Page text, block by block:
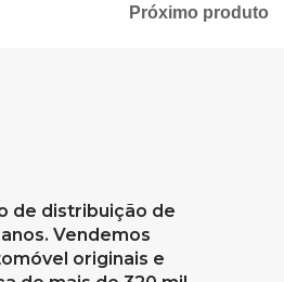
Próximo produto
de distribuição de
Vendemos
originais e